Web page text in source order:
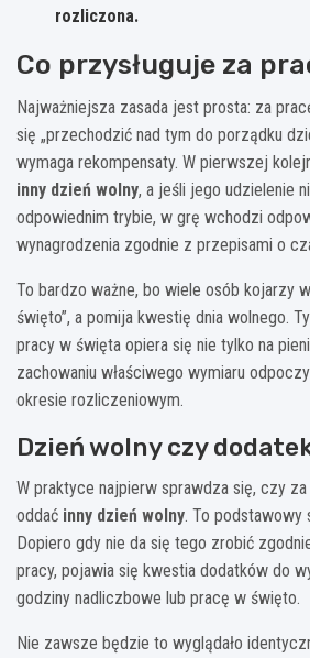
rozliczona.
Co przysługuje za
Najważniejsza zasada jest prosta: za
się „przechodzić nad tym do porządku
wymaga rekompensaty. W pierwszej
inny dzień wolny, a jeśli jego udzielenie
odpowiednim trybie, w grę wchodzi
wynagrodzenia zgodnie z przepisami o
To bardzo ważne, bo wiele osób kojarzy
święto”, a pomija kwestię dnia wolnego.
pracy w święta opiera się nie tylko na
zachowaniu właściwego wymiaru
okresie rozliczeniowym.
Dzień wolny czy
W praktyce najpierw sprawdza się, czy
oddać inny dzień wolny. To podstawowy
Dopiero gdy nie da się tego zrobić
pracy, pojawia się kwestia dodatków do
godziny nadliczbowe lub pracę w święto.
Nie zawsze będzie to wyglądało